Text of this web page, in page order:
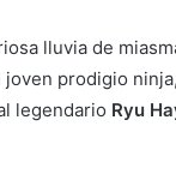
lluvia de
joven prodigio
legendario Ryu